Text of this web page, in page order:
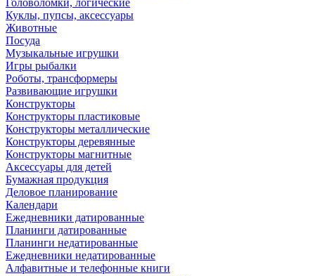
Головоломки, логические
Куклы, пупсы, аксессуары
Животные
Посуда
Музыкальные игрушки
Игры рыбалки
Роботы, трансформеры
Развивающие игрушки
Конструкторы
Конструкторы пластиковые
Конструкторы металлические
Конструкторы деревянные
Конструкторы магнитные
Аксессуары для детей
Бумажная продукция
Деловое планирование
Календари
Ежедневники датированные
Планинги датированные
Планинги недатированные
Ежедневники недатированные
Алфавитные и телефонные книги